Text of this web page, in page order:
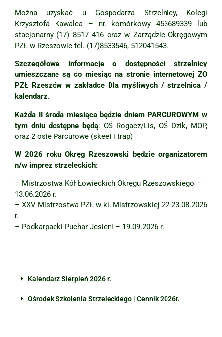
Można uzyskać u Gospodarza Strzelnicy, Kolegi
Krzysztofa Kawalca – nr. komórkowy 453689339 lub
stacjonarny (17) 8517 416 oraz w Zarządzie Okręgowym
PZŁ w Rzeszowie tel. (17)8533546, 512041543.
Szczegółowe informacje o dostępności strzelnicy
umieszczane są co miesiąc na stronie internetowej ZO
PZŁ Rzeszów w zakładce Dla myśliwych / strzelnica /
kalendarz.
Każda II środa miesiąca będzie dniem PARCUROWYM w
tym dniu dostępne będą: OŚ Rogacz/Lis, OŚ Dzik, MOP,
oraz 2 osie Parcurowe (skeet i trap)
W 2026 roku Okręg Rzeszowski będzie organizatorem
n/w imprez strzeleckich:
– Mistrzostwa Kół Łowieckich Okręgu Rzeszowskiego –
13.06.2026 r.
– XXV Mistrzostwa PZŁ w kl. Mistrzowskiej 22-23.08.2026
r.
– Podkarpacki Puchar Jesieni – 19.09.2026 r.
Kalendarz Sierpień 2026 r.
Ośrodek Szkolenia Strzeleckiego | Cennik 2026r.